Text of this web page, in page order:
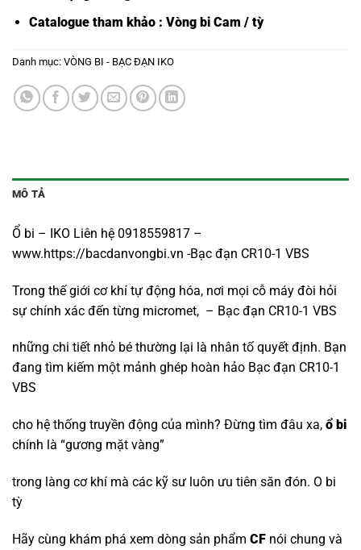
Catalogue tham khảo : Vòng bi Cam / tỳ
Danh mục: VÒNG BI - BẠC ĐẠN IKO
MÔ TẢ
Ổ bi – IKO Liên hệ 0918559817 –
www.https://bacdanvongbi.vn -Bạc đạn CR10-1 VBS
Trong thế giới cơ khí tự động hóa, nơi mọi cỗ máy đòi hỏi
sự chính xác đến từng micromet, – Bạc đạn CR10-1 VBS
những chi tiết nhỏ bé thường lại là nhân tố quyết định. Bạn
đang tìm kiếm một mảnh ghép hoàn hảo Bạc đạn CR10-1
VBS
cho hệ thống truyền động của mình? Đừng tìm đâu xa, ổ bi
chính là “gương mặt vàng”
trong làng cơ khí mà các kỹ sư luôn ưu tiên săn đón. O bi
tỳ
Hãy cùng khám phá xem dòng sản phẩm CF nói chung và